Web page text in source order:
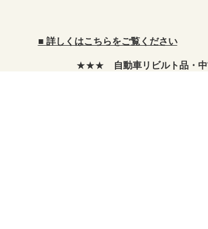
■ 詳しくはこちらをご覧ください
★★★ 自動車リビルト品・